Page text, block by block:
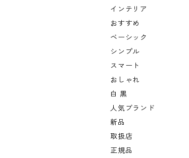
インテリア
おすすめ
ベーシック
シンプル
スマート
おしゃれ
白 黒
人気ブランド
新品
取扱店
正規品